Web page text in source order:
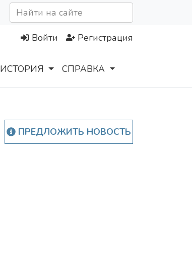
Войти Регистрация
ИСТОРИЯ СПРАВКА
ПРЕДЛОЖИТЬ НОВОСТЬ